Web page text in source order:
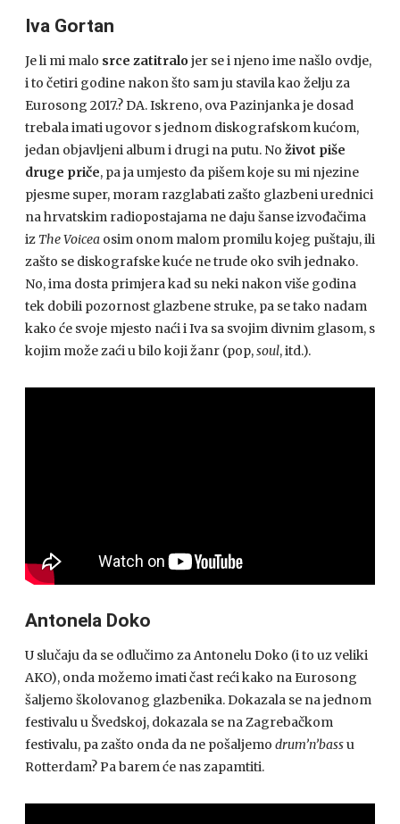
Iva Gortan
Je li mi malo srce zatitralojer se i njeno ime našlo ovdje,
i to četiri godine nakon što sam ju stavila kao želju za
Eurosong 2017.? DA. Iskreno, ova Pazinjanka je dosad
trebala imati ugovor s jednom diskografskom kućom,
jedan objavljeni album i drugi na putu. No život piše
druge priče, pa ja umjesto da pišem koje su mi njezine
pjesme super, moram razglabati zašto glazbeni urednici
na hrvatskim radiopostajama ne daju šanse izvođačima
iz The Voicea osim onom malom promilu kojeg puštaju, ili
zašto se diskografske kuće ne trude oko svih jednako.
No, ima dosta primjera kad su neki nakon više godina
tek dobili pozornost glazbene struke, pa se tako nadam
kako će svoje mjesto naći i Iva sa svojim divnim glasom, s
kojim može zaći u bilo koji žanr (pop,soul, itd.).
Antonela Doko
U slučaju da se odlučimo za Antonelu Doko (i to uz veliki
AKO), onda možemo imati čast reći kako na Eurosong
šaljemo školovanog glazbenika. Dokazala se na jednom
festivalu u Švedskoj, dokazala se na Zagrebačkom
festivalu, pa zašto onda da ne pošaljemo drum’n’bassu
Rotterdam? Pa barem će nas zapamtiti.